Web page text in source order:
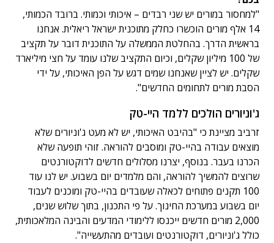
"למחסור במורים יש שני רבדים – איכותי וכמותי. ברובד הכמותי,
14 אלף מורים הוכשרו כחלק מתוכנית ישראל ריאלית. אנחנו
בראשית הדרך. בהחלטת הממשלה על התוכנית דובר על תקציב
של 100 מיליון שקלים, וכיום התקציב שלנו עומד על חצי מיליארד
שקלים. יש לציין שאנחנו שמים דגש על הפן האיכותי, על ידי
הסבת מורים לתחומים החדשים".
ג'וניורים הולכים ללמד היי-טק
זרביב מציינת כי "בהיבט האיכותי, יש לא מעט ג'וניורים שלא
מוצאים עבודה בהיי-טק ומוסבים להוראה. זוהי תופעה שלא
הכרנו בעבר. בנוסף, יצרנו מסלולים חדשים לדוקטורנטים
שרוצים להמשיך להוראה, והם מלמדים יום בשבוע. יש לנו עוד
100 תקנים פתוחים לכאלה שעובדים בהיי-טק ומוכנים לעבוד
יום בשבוע במערכת החינוך. על פי התכנון, בתוך שלוש שנים,
2,000 מורים חדשים ייכנסו ללימודי המדעים והבינה המלאכותית,
כולל ג'וניורים, דוקטורנטים ועובדים מהתעשייה".